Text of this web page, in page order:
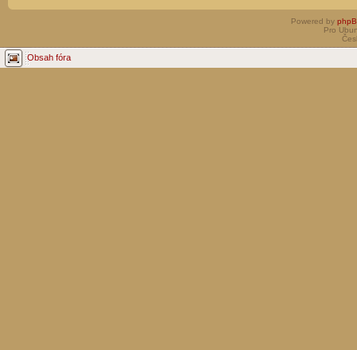
Powered by
Pro
Obsah fóra